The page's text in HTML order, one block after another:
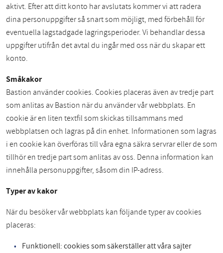
aktivt. Efter att ditt konto har avslutats kommer vi att radera
dina personuppgifter så snart som möjligt, med förbehåll för
eventuella lagstadgade lagringsperioder. Vi behandlar dessa
uppgifter utifrån det avtal du ingår med oss när du skapar ett
konto.
Småkakor
Bastion använder cookies. Cookies placeras även av tredje part
som anlitas av Bastion när du använder vår webbplats. En
cookie är en liten textfil som skickas tillsammans med
webbplatsen och lagras på din enhet. Informationen som lagras
i en cookie kan överföras till våra egna säkra servrar eller de som
tillhör en tredje part som anlitas av oss. Denna information kan
innehålla personuppgifter, såsom din IP-adress.
Typer av kakor
När du besöker vår webbplats kan följande typer av cookies
placeras:
Funktionell: cookies som säkerställer att våra sajter